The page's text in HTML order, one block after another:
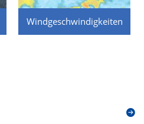
Windgeschwindigkeiten